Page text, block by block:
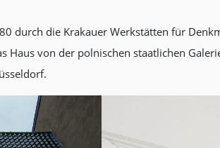
durch die Krakauer Werkstätten für
Haus von der polnischen staatlichen